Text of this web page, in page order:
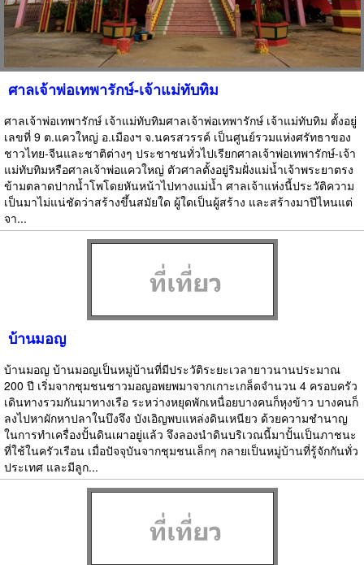
ศาลเจ้าพ่อเทพารักษ์-เจ้าแม่ทับทิม
ศาลเจ้าพ่อเทพารักษ์ เจ้าแม่ทับทิมศาลเจ้าพ่อเทพารักษ์ เจ้าแม่ทับทิม ตั้งอยู่
เลขที่ 9 ต.แควใหญ่ อ.เมืองฯ จ.นครสวรรค์ เป็นศูนย์รวมแห่งศรัทธาของ
ชาวไทย-จีนและชาติต่างๆ ประชาชนทั่วไปเรียกศาลเจ้าพ่อเทพารักษ์-เจ้า
แม่ทับทิมหรือศาลเจ้าพ่อแควใหญ่ ตัวศาลตั้งอยู่ริมฝั่งแม่น้ำเจ้าพระยาตรง
ข้ามตลาดปากน้ำโพโดยหันหน้าไปทางแม่น้ำ ศาลเจ้าแห่งนี้ประวัติความ
เป็นมาไม่แน่ชัดว่าสร้างขึ้นสมัยใด ผู้ใดเป็นผู้สร้าง และสร้างมาปีไหนแต่
จา...
บ้านมอญ
บ้านมอญ บ้านมอญเป็นหมู่บ้านที่มีประวัติระยะเวลายาวนานประมาณ
200 ปี เริ่มจากชุมชนชาวมอญอพยพมาจากเกาะเกล็ดจำนวน 4 ครอบครัว
เดินทางรวมกันมาทางเรือ ระหว่างหยุดพักเหนื่อยบางคนก็หุงข้าว บางคนก็
ลงไปหาผักหาปลาในบึงจึง บังเอิญพบแหล่งดินเหนียว ด้วยความชำนาญ
ในการทำเครื่องปั้นดินเผาอยู่แล้ว จึงลองนำดินบริเวณนี้มาปั้นเป็นภาชนะ
ที่ใช้ในครัวเรือน เมื่อปัจจุบันจากชุมชนเล็กๆ กลายเป็นหมู่บ้านที่รู้จักกันทั่ว
ประเทศ และมีลูก...